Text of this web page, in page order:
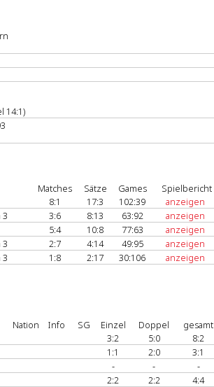
14:1)
Matches Sätze Games
Spielbericht
8:1 17:3 102:39
anzeigen
3 3:6 8:13 63:92
anzeigen
5:4 10:8 77:63
anzeigen
3 2:7 4:14 49:95
anzeigen
3 1:8 2:17 30:106 anzeigen
Nation Info SG Einzel Doppel
gesamt
3:2 5:0
8:2
1:1 2:0
3:1
- -
-
2:2 2:2
4:4